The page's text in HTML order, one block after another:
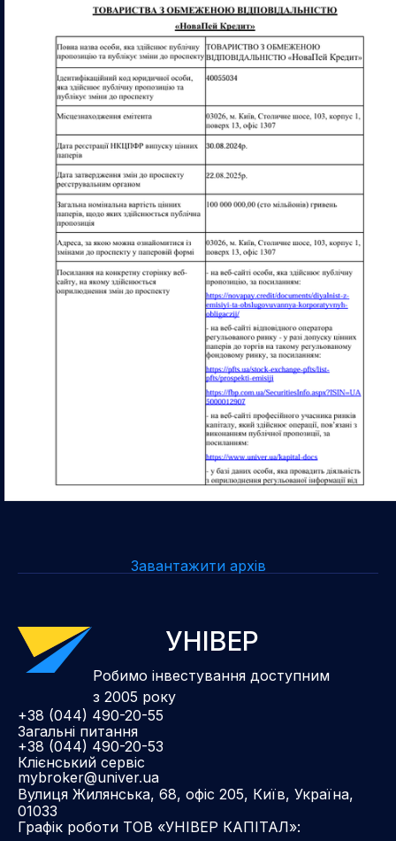
Завантажити архів
УНІВЕР
Робимо інвестування доступним
з 2005 року
+38 (044) 490-20-55
Загальні питання
+38 (044) 490-20-53
Клієнський сервіс
mybroker@univer.ua
Вулиця Жилянська, 68, офіс 205, Київ, Україна,
01033
Графік роботи ТОВ «УНІВЕР КАПІТАЛ»: